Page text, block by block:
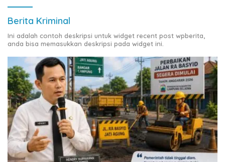
Berita Kriminal
Ini adalah contoh deskripsi untuk widget recent post wpberita,
anda bisa memasukkan deskripsi pada widget ini.